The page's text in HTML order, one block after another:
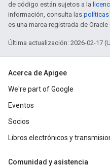
de código están sujetos a la
información, consulta las políticas
es una marca registrada de
Última actualización: 2026-02-17
Acerca de Apigee
We're part of Google
Eventos
Socios
Libros electrónicos y
Comunidad y asistencia